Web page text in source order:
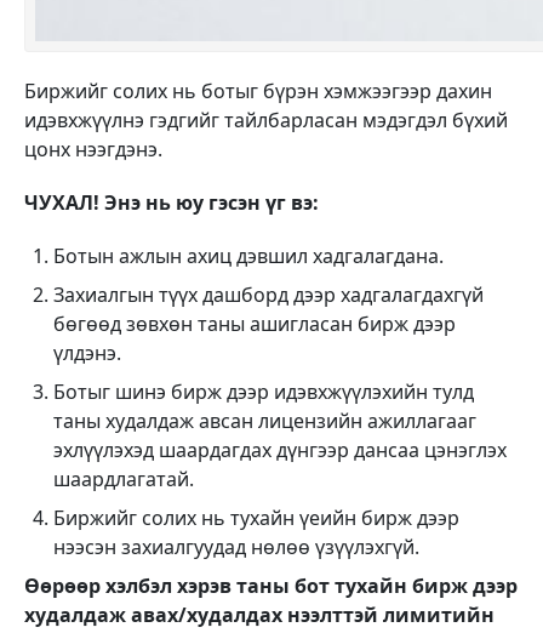
Биржийг солих нь ботыг бүрэн хэмжээгээр дахин
идэвхжүүлнэ гэдгийг тайлбарласан мэдэгдэл бүхий
цонх нээгдэнэ.
ЧУХАЛ! Энэ нь юу гэсэн үг вэ:
Ботын ажлын ахиц дэвшил хадгалагдана.
Захиалгын түүх дашборд дээр хадгалагдахгүй
бөгөөд зөвхөн таны ашигласан бирж дээр
үлдэнэ.
Ботыг шинэ бирж дээр идэвхжүүлэхийн тулд
таны худалдаж авсан лицензийн ажиллагааг
эхлүүлэхэд шаардагдах дүнгээр дансаа цэнэглэх
шаардлагатай.
Биржийг солих нь тухайн үеийн бирж дээр
нээсэн захиалгуудад нөлөө үзүүлэхгүй.
Өөрөөр хэлбэл хэрэв таны бот тухайн бирж дээр
худалдаж авах/худалдах нээлттэй лимитийн